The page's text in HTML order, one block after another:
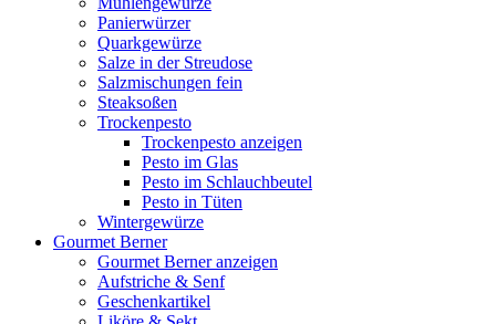
Panierwürzer
Quarkgewürze
Salze in der Streudose
Salzmischungen fein
Steaksoßen
Trockenpesto
Trockenpesto anzeigen
Pesto im Glas
Pesto im Schlauchbeutel
Pesto in Tüten
Wintergewürze
Gourmet Berner
Gourmet Berner anzeigen
Aufstriche & Senf
Geschenkartikel